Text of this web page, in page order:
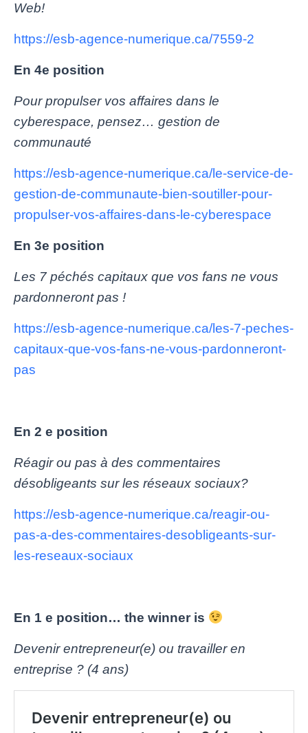
Web!
https://esb-agence-numerique.ca/7559-2
En 4e position
Pour propulser vos affaires dans le
cyberespace, pensez… gestion de
communauté
https://esb-agence-numerique.ca/le-service-de-
gestion-de-communaute-bien-soutiller-pour-
propulser-vos-affaires-dans-le-cyberespace
En 3e position
Les 7 péchés capitaux que vos fans ne vous
pardonneront pas !
https://esb-agence-numerique.ca/les-7-peches-
capitaux-que-vos-fans-ne-vous-pardonneront-
pas
En 2 e position
Réagir ou pas à des commentaires
désobligeants sur les réseaux sociaux?
https://esb-agence-numerique.ca/reagir-ou-
pas-a-des-commentaires-desobligeants-sur-
les-reseaux-sociaux
En 1 e position… the winner is
Devenir entrepreneur(e) ou travailler en
entreprise ? (4 ans)